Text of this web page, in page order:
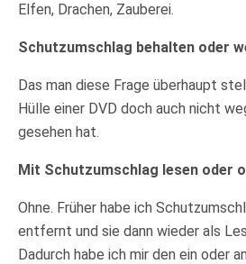
Elfen, Drachen, Zauberei.
Schutzumschlag behalten oder
Das man diese Frage überhaupt
Hülle einer DVD doch auch nicht
gesehen hat.
Mit Schutzumschlag lesen oder
Ohne. Früher habe ich
entfernt und sie dann wieder als
Dadurch habe ich mir den ein oder